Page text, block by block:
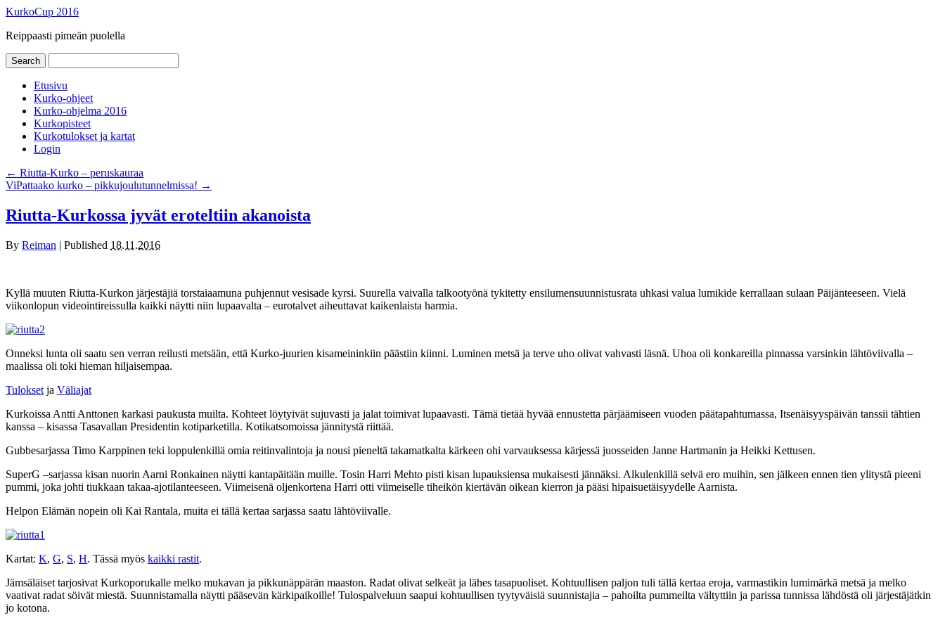
KurkoCup 2016
Reippaasti pimeän puolella
Etusivu
Kurko-ohjeet
Kurko-ohjelma 2016
Kurkopisteet
Kurkotulokset ja kartat
Login
← Riutta-Kurko – peruskauraa
ViPattaako kurko – pikkujoulutunnelmissa! →
Riutta-Kurkossa jyvät eroteltiin akanoista
By Reiman | Published 18.11.2016
Kyllä muuten Riutta-Kurkon järjestäjiä torstaiaamuna puhjennut vesisade kyrsi. Suurella vaivalla talkootyönä tykitetty ensilumensuunnistusrata uhkasi valua lumikide kerrallaan sulaan Päijänteeseen. Vielä
viikonlopun videointireissulla kaikki näytti niin lupaavalta – eurotalvet aiheuttavat kaikenlaista harmia.
Onneksi lunta oli saatu sen verran reilusti metsään, että Kurko-juurien kisameininkiin päästiin kiinni. Luminen metsä ja terve uho olivat vahvasti läsnä. Uhoa oli konkareilla pinnassa varsinkin lähtöviivalla –
maalissa oli toki hieman hiljaisempaa.
Tulokset ja Väliajat
Kurkoissa Antti Anttonen karkasi paukusta muilta. Kohteet löytyivät sujuvasti ja jalat toimivat lupaavasti. Tämä tietää hyvää ennustetta pärjäämiseen vuoden päätapahtumassa, Itsenäisyyspäivän tanssii tähtien
kanssa – kisassa Tasavallan Presidentin kotiparketilla. Kotikatsomoissa jännitystä riittää.
Gubbesarjassa Timo Karppinen teki loppulenkillä omia reitinvalintoja ja nousi pieneltä takamatkalta kärkeen ohi varvauksessa kärjessä juosseiden Janne Hartmanin ja Heikki Kettusen.
SuperG –sarjassa kisan nuorin Aarni Ronkainen näytti kantapäitään muille. Tosin Harri Mehto pisti kisan lupauksiensa mukaisesti jännäksi. Alkulenkillä selvä ero muihin, sen jälkeen ennen tien ylitystä pieeni
pummi, joka johti tiukkaan takaa-ajotilanteeseen. Viimeisenä oljenkortena Harri otti viimeiselle tiheikön kiertävän oikean kierron ja pääsi hipaisuetäisyydelle Aarnista.
Helpon Elämän nopein oli Kai Rantala, muita ei tällä kertaa sarjassa saatu lähtöviivalle.
Kartat: K, G, S, H. Tässä myös kaikki rastit.
Jämsäläiset tarjosivat Kurkoporukalle melko mukavan ja pikkunäppärän maaston. Radat olivat selkeät ja lähes tasapuoliset. Kohtuullisen paljon tuli tällä kertaa eroja, varmastikin lumimärkä metsä ja melko
vaativat radat söivät miestä. Suunnistamalla näytti pääsevän kärkipaikoille! Tulospalveluun saapui kohtuullisen tyytyväisiä suunnistajia – pahoilta pummeilta vältyttiin ja parissa tunnissa lähdöstä oli järjestäjätkin
jo kotona.